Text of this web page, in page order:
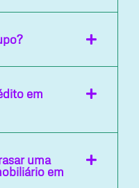
em
uma
em